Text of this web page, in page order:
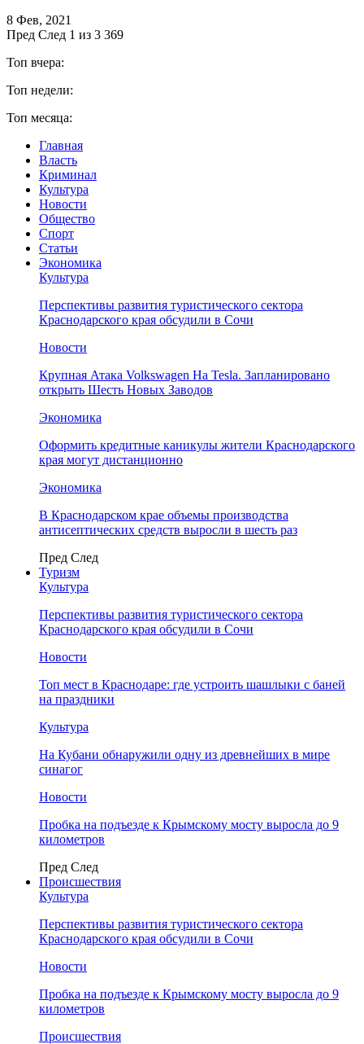
8 Фев, 2021
Пред След 1 из 3 369
Топ вчера:
Топ недели:
Топ месяца:
Главная
Власть
Криминал
Культура
Новости
Общество
Спорт
Статьи
Экономика
Культура
Перспективы развития туристического сектора
Краснодарского края обсудили в Сочи
Новости
Крупная Атака Volkswagen На Tesla. Запланировано
открыть Шесть Новых Заводов
Экономика
Оформить кредитные каникулы жители Краснодарского
края могут дистанционно
Экономика
В Краснодарском крае объемы производства
антисептических средств выросли в шесть раз
Пред След
Туризм
Культура
Перспективы развития туристического сектора
Краснодарского края обсудили в Сочи
Новости
Топ мест в Краснодаре: где устроить шашлыки с баней
на праздники
Культура
На Кубани обнаружили одну из древнейших в мире
синагог
Новости
Пробка на подъезде к Крымскому мосту выросла до 9
километров
Пред След
Происшествия
Культура
Перспективы развития туристического сектора
Краснодарского края обсудили в Сочи
Новости
Пробка на подъезде к Крымскому мосту выросла до 9
километров
Происшествия